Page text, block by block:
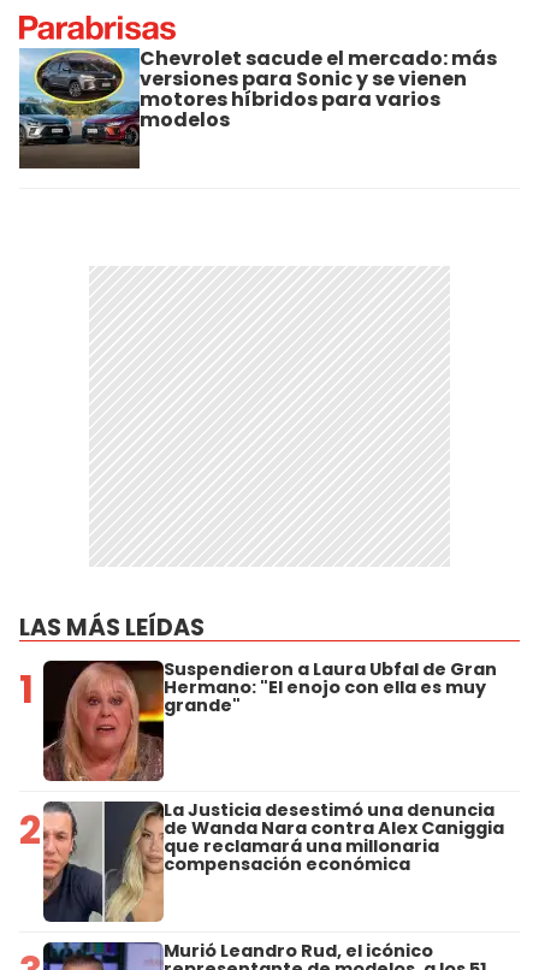
Chevrolet sacude el mercado: más
versiones para Sonic y se vienen
motores híbridos para varios
modelos
LAS MÁS LEÍDAS
1 Suspendieron a Laura Ubfal de Gran
Hermano: "El enojo con ella es muy
grande"
2 La Justicia desestimó una denuncia
de Wanda Nara contra Alex Caniggia
que reclamará una millonaria
compensación económica
Murió Leandro Rud, el icónico